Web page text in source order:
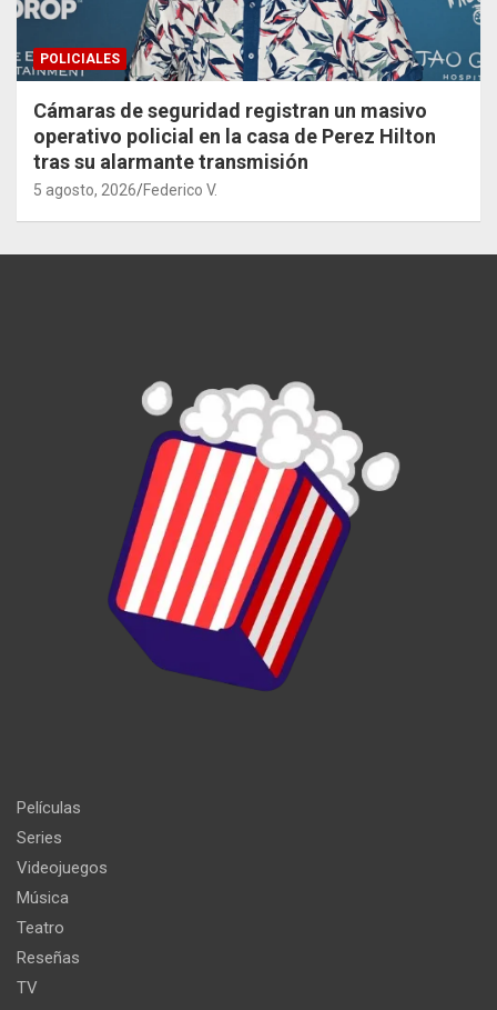
POLICIALES
Cámaras de seguridad registran un masivo
operativo policial en la casa de Perez Hilton
tras su alarmante transmisión
5 agosto, 2026 Federico V.
Películas
Series
Videojuegos
Música
Teatro
Reseñas
TV